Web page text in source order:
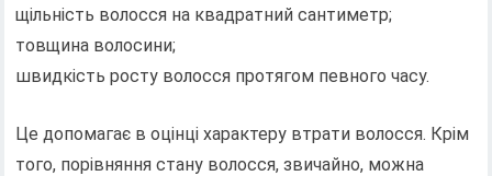
щільність волосся на квадратний сантиметр;
товщина волосини;
швидкість росту волосся протягом певного часу.
Це допомагає в оцінці характеру втрати волосся. Крім
того, порівняння стану волосся, звичайно, можна